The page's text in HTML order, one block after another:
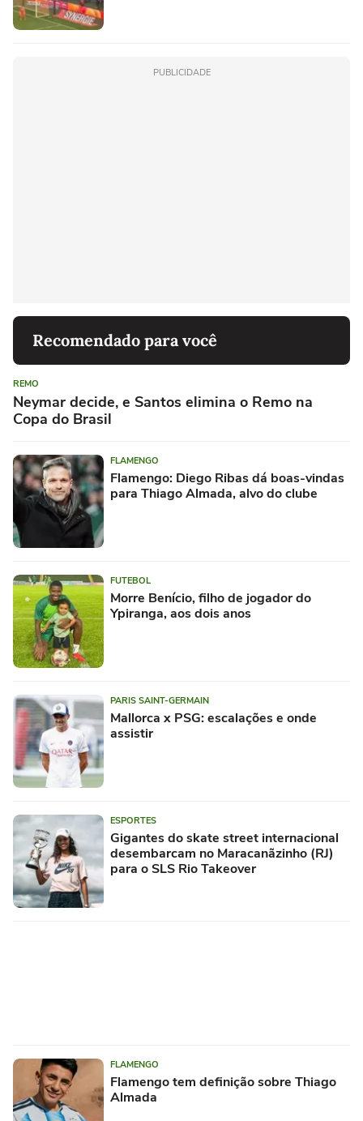
PUBLICIDADE
Recomendado para você
REMO
Neymar decide, e Santos elimina o Remo na
Copa do Brasil
FLAMENGO
Flamengo: Diego Ribas dá boas-vindas
para Thiago Almada, alvo do clube
FUTEBOL
Morre Benício, filho de jogador do
Ypiranga, aos dois anos
PARIS SAINT-GERMAIN
Mallorca x PSG: escalações e onde
assistir
ESPORTES
Gigantes do skate street internacional
desembarcam no Maracanãzinho (RJ)
para o SLS Rio Takeover
FLAMENGO
Flamengo tem definição sobre Thiago
Almada